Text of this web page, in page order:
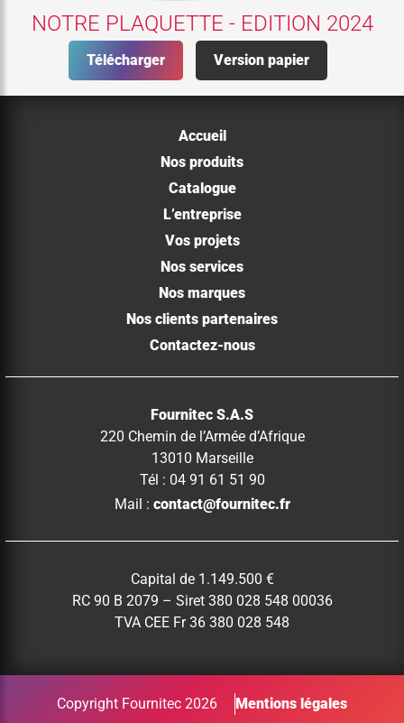
NOTRE PLAQUETTE - EDITION 2024
Télécharger Version papier
Accueil
Nos produits
Catalogue
L’entreprise
Vos projets
Nos services
Nos marques
Nos clients partenaires
Contactez-nous
Fournitec S.A.S
220 Chemin de l’Armée d’Afrique
13010 Marseille
Tél : 04 91 61 51 90
Mail : contact@fournitec.fr
Capital de 1.149.500 €
RC 90 B 2079 – Siret 380 028 548 00036
TVA CEE Fr 36 380 028 548
Copyright Fournitec 2026 Mentions légales